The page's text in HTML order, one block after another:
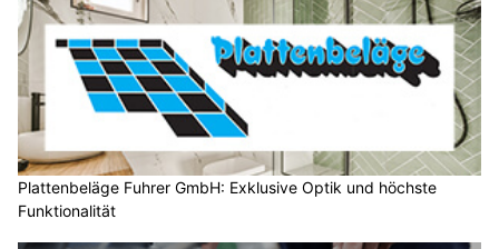
Plattenbeläge Fuhrer GmbH: Exklusive Optik und höchste
Funktionalität